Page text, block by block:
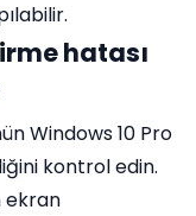
hatası
Windows 10 Pro
kontrol edin.
ekran